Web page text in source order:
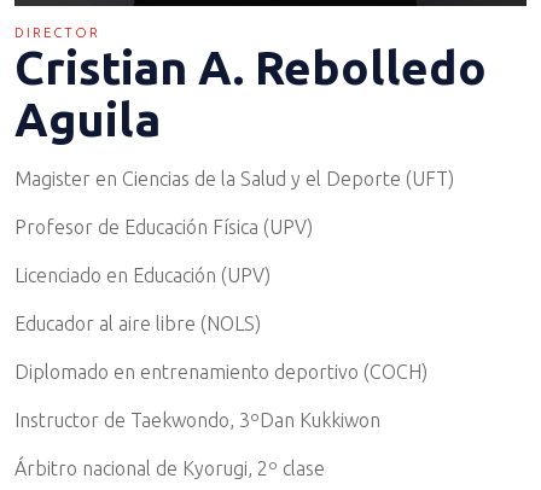
DIRECTOR
Cristian A. Rebolledo
Aguila
Magister en Ciencias de la Salud y el Deporte (UFT)
Profesor de Educación Física (UPV)
Licenciado en Educación (UPV)
Educador al aire libre (NOLS)
Diplomado en entrenamiento deportivo (COCH)
Instructor de Taekwondo, 3ºDan Kukkiwon
Árbitro nacional de Kyorugi, 2º clase